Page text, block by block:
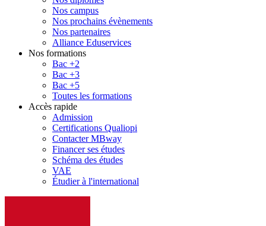
Nos campus
Nos prochains évènements
Nos partenaires
Alliance Eduservices
Nos formations
Bac +2
Bac +3
Bac +5
Toutes les formations
Accès rapide
Admission
Certifications Qualiopi
Contacter MBway
Financer ses études
Schéma des études
VAE
Étudier à l'international